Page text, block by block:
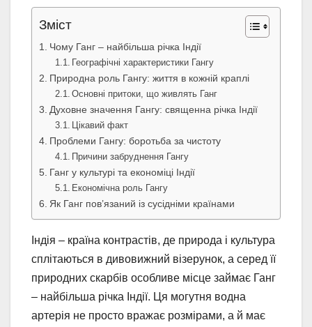
Зміст
Чому Ганг – найбільша річка Індії
Географічні характеристики Гангу
Природна роль Гангу: життя в кожній краплі
Основні притоки, що живлять Ганг
Духовне значення Гангу: священна річка Індії
Цікавий факт
Проблеми Гангу: боротьба за чистоту
Причини забруднення Гангу
Ганг у культурі та економіці Індії
Економічна роль Гангу
Як Ганг пов’язаний із сусідніми країнами
Індія – країна контрастів, де природа і культура
сплітаються в дивовижний візерунок, а серед її
природних скарбів особливе місце займає Ганг
– найбільша річка Індії. Ця могутня водна
артерія не просто вражає розмірами, а й має